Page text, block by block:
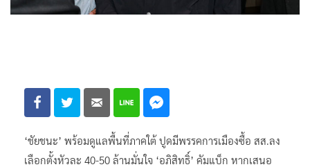
‘ชัยชนะ​’ พร้อมดูแลพื้นที่ภาคใต้ ปูดมีพรรคการเมืองซื้อ​ สส.ลง
เลือกตั้งหัวละ​ 40-50 ล้าน​มั่นใจ ‘อภิสิทธิ์​’ คัมแบ็ก หากเสนอ